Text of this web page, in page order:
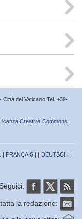
Città del Vaticano Tel. +39-
Licenza Creative Commons
| FRANÇAIS | | DEUTSCH |
Seguici:
la redazione: